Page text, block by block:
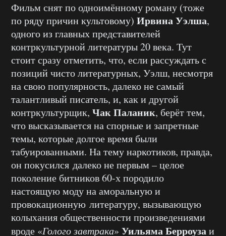
Фильм снят по одноимённому роману (тоже
по ряду причин культовому) Ирвина Уэлша,
одного из главных представителей
контркультурной литературы 20 века. Тут
стоит сразу отметить, что, если рассуждать с
позиций чисто литературных, Уэлш, несмотря
на свою популярность, далеко не самый
талантливый писатель, и, как и другой
контркультурщик, Чак Паланик, берёт тем,
что высказывается на спорные и запретные
темы, которые долгое время были
табуированными. На тему наркотиков, правда,
он покусился далеко не первым – целое
поколение битников 60-х породило
настоящую моду на аморальную и
провокационную литературу, вызывающую
колыхания общественности произведениями
вроде «Голого завтрака» Уильяма Берроузаи